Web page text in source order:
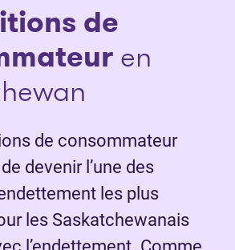
de
en
de consommateur
devenir l’une des
les plus
les Saskatchewanais